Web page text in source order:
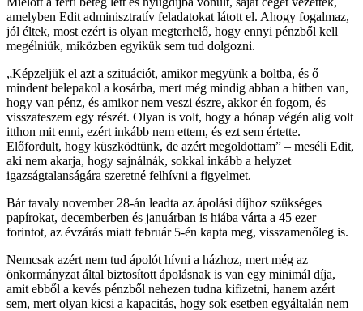
amelyben Edit adminisztratív feladatokat látott el. Ahogy fogalmaz,
jól éltek, most ezért is olyan megterhelő, hogy ennyi pénzből kell
megélniük, miközben egyikük sem tud dolgozni.
„Képzeljük el azt a szituációt, amikor megyünk a boltba, és ő
mindent belepakol a kosárba, mert még mindig abban a hitben van,
hogy van pénz, és amikor nem veszi észre, akkor én fogom, és
visszateszem egy részét. Olyan is volt, hogy a hónap végén alig volt
itthon mit enni, ezért inkább nem ettem, és ezt sem értette.
Előfordult, hogy küszködtünk, de azért megoldottam” – meséli Edit,
aki nem akarja, hogy sajnálnák, sokkal inkább a helyzet
igazságtalanságára szeretné felhívni a figyelmet.
Bár tavaly november 28-án leadta az ápolási díjhoz szükséges
papírokat, decemberben és januárban is hiába várta a 45 ezer
forintot, az évzárás miatt február 5-én kapta meg, visszamenőleg is.
Nemcsak azért nem tud ápolót hívni a házhoz, mert még az
önkormányzat által biztosított ápolásnak is van egy minimál díja,
amit ebből a kevés pénzből nehezen tudna kifizetni, hanem azért
sem, mert olyan kicsi a kapacitás, hogy sok esetben egyáltalán nem